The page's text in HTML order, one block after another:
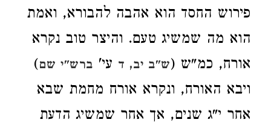
פירוש החסד הוא אהבה להבורא, ואמת
הוא מה שמשיג טעם. והיצר טוב נקרא
אורח, כמ"ש (ש"ב יב, ד עי' ברש"י שם)
ויבא האורח, ונקרא אורח מחמת שבא
אחר י"ג שנים, אך אחר שמשיג הדעת